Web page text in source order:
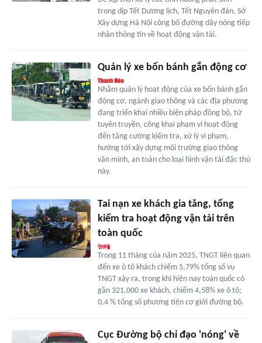
trong dịp Tết Dương lịch, Tết Nguyên đán, Sở
Xây dựng Hà Nội công bố đường dây nóng tiếp
nhận thông tin về hoạt động vận tải.
Quản lý xe bốn bánh gắn động cơ
Nhằm quản lý hoạt động của xe bốn bánh gắn
động cơ, ngành giao thông và các địa phương
đang triển khai nhiều biện pháp đồng bộ, từ
tuyên truyền, công khai phạm vi hoạt động
đến tăng cường kiểm tra, xử lý vi phạm,
hướng tới xây dựng môi trường giao thông
văn minh, an toàn cho loại hình vận tải đặc thù
này.
Tai nạn xe khách gia tăng, tổng
kiểm tra hoạt động vận tải trên
toàn quốc
Trong 11 tháng của năm 2025, TNGT liên quan
đến xe ô tô khách chiếm 5,79% tổng số vụ
TNGT xảy ra, trong khi hiện nay toàn quốc có
gần 321.000 xe khách, chiếm 4,58% xe ô tô;
0,4 % tổng số phương tiện cơ giới đường bộ.
Cục Đường bộ chỉ đạo 'nóng' về